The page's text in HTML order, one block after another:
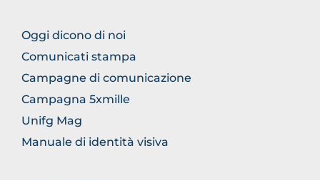
BROWSE
THE
SECTION
Oggi dicono di noi
Comunicati stampa
Campagne di comunicazione
Campagna 5xmille
Unifg Mag
Manuale di identità visiva